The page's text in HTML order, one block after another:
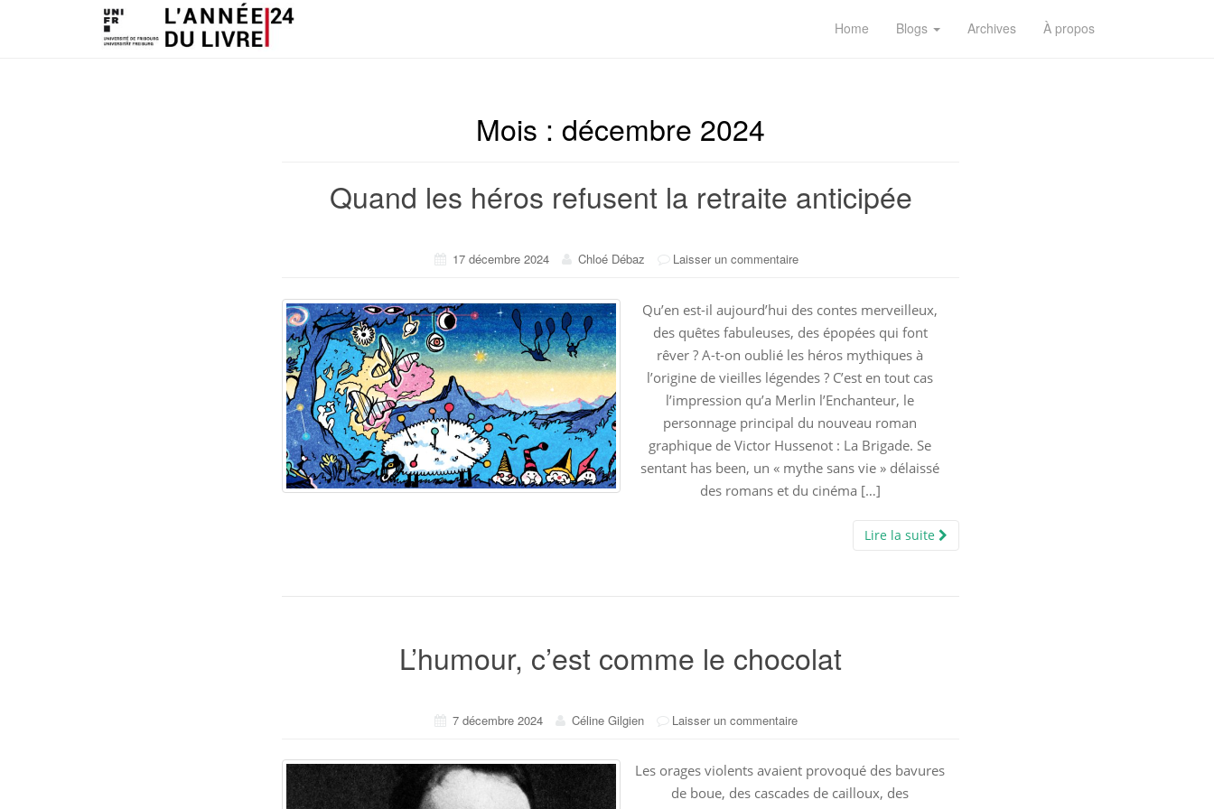
Home Blogs Archives À propos
Mois : décembre 2024
Quand les héros refusent la retraite anticipée
17 décembre 2024 Chloé Débaz Laisser un commentaire
Qu’en est-il aujourd’hui des contes merveilleux,
des quêtes fabuleuses, des épopées qui font
rêver ? A-t-on oublié les héros mythiques à
l’origine de vieilles légendes ? C’est en tout cas
l’impression qu’a Merlin l’Enchanteur, le
personnage principal du nouveau roman
graphique de Victor Hussenot : La Brigade. Se
sentant has been, un « mythe sans vie » délaissé
des romans et du cinéma […]
Lire la suite
L’humour, c’est comme le chocolat
7 décembre 2024 Céline Gilgien Laisser un commentaire
Les orages violents avaient provoqué des bavures
de boue, des cascades de cailloux, des